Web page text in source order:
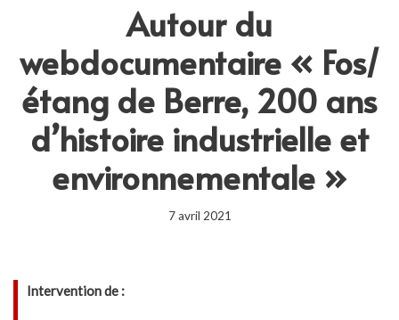
Autour du
webdocumentaire « Fos/
étang de Berre, 200 ans
d’histoire industrielle et
environnementale »
7 avril 2021
Intervention de :